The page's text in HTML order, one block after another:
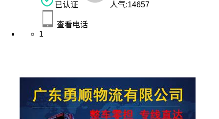
已认证 人气:14657
查看电话
1